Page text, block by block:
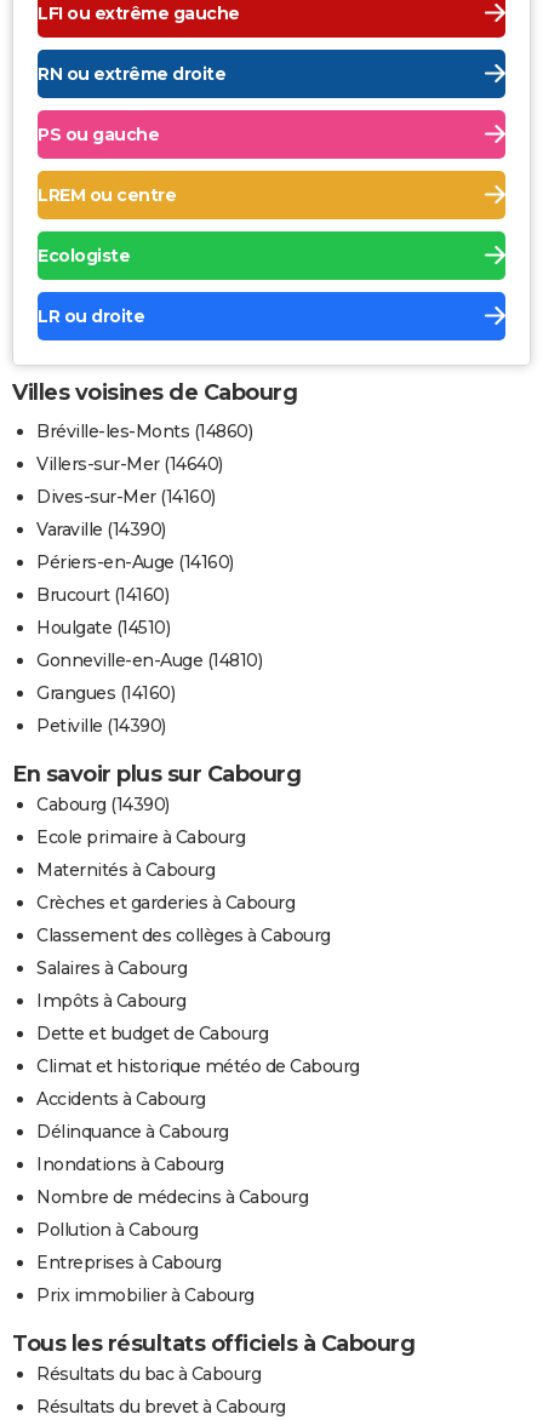
LFI ou extrême gauche
RN ou extrême droite
PS ou gauche
LREM ou centre
Ecologiste
LR ou droite
Villes voisines de Cabourg
Bréville-les-Monts (14860)
Villers-sur-Mer (14640)
Dives-sur-Mer (14160)
Varaville (14390)
Périers-en-Auge (14160)
Brucourt (14160)
Houlgate (14510)
Gonneville-en-Auge (14810)
Grangues (14160)
Petiville (14390)
En savoir plus sur Cabourg
Cabourg (14390)
Ecole primaire à Cabourg
Maternités à Cabourg
Crèches et garderies à Cabourg
Classement des collèges à Cabourg
Salaires à Cabourg
Impôts à Cabourg
Dette et budget de Cabourg
Climat et historique météo de Cabourg
Accidents à Cabourg
Délinquance à Cabourg
Inondations à Cabourg
Nombre de médecins à Cabourg
Pollution à Cabourg
Entreprises à Cabourg
Prix immobilier à Cabourg
Tous les résultats officiels à Cabourg
Résultats du bac à Cabourg
Résultats du brevet à Cabourg